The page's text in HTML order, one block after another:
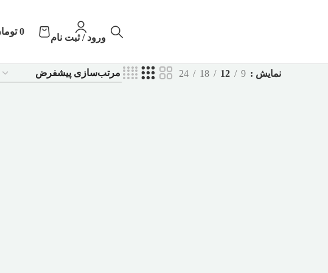
ورود / ثبت نام
0
نمایش 9
12
18
24